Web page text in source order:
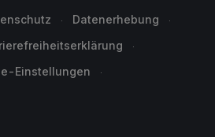
Datenerhebung
Einstellungen